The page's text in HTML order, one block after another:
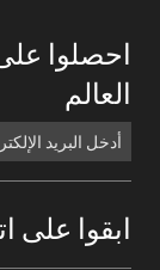
احصلوا
العالم
ابقوا على